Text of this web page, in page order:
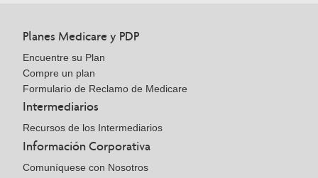
Planes Medicare y PDP
Encuentre su Plan
Compre un plan
Formulario de Reclamo de Medicare
Intermediarios
Recursos de los Intermediarios
Información Corporativa
Comuníquese con Nosotros